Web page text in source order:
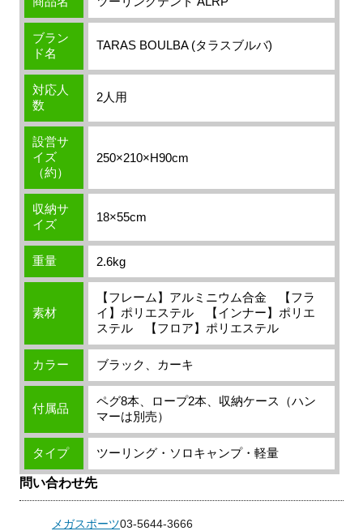
ブラン
ド名
TARAS BOULBA (タラスブルバ)
対応人
数
2人用
設営サ
イズ
（約）
250×210×H90cm
収納サ
イズ
18×55cm
重量 2.6kg
素材
【フレーム】アルミニウム合金 【フラ
イ】ポリエステル 【インナー】ポリエ
ステル 【フロア】ポリエステル
カラー ブラック、カーキ
付属品
ペグ8本、ロープ2本、収納ケース（ハン
マーは別売）
タイプ ツーリング・ソロキャンプ・軽量
問い合わせ先
メガスポーツ03-5644-3666